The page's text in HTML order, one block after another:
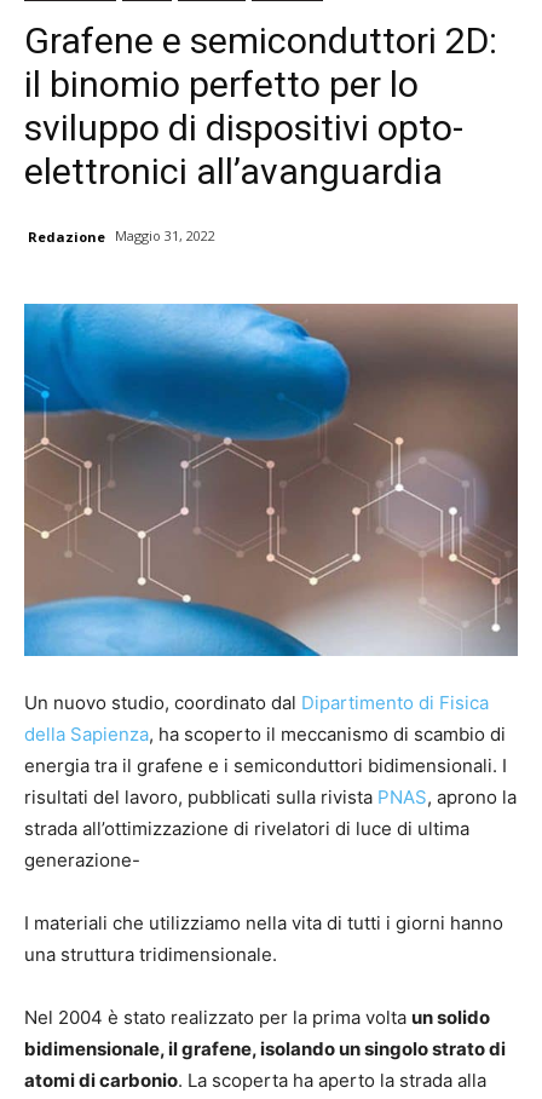
Grafene e semiconduttori 2D:
il binomio perfetto per lo
sviluppo di dispositivi opto-
elettronici all’avanguardia
Redazione Maggio 31, 2022
Un nuovo studio, coordinato dal Dipartimento di Fisica
della Sapienza, ha scoperto il meccanismo di scambio di
energia tra il grafene e i semiconduttori bidimensionali. I
risultati del lavoro, pubblicati sulla rivista PNAS, aprono la
strada all’ottimizzazione di rivelatori di luce di ultima
generazione-
I materiali che utilizziamo nella vita di tutti i giorni hanno
una struttura tridimensionale.
Nel 2004 è stato realizzato per la prima volta un solido
bidimensionale, il grafene, isolando un singolo strato di
atomi di carbonio. La scoperta ha aperto la strada alla